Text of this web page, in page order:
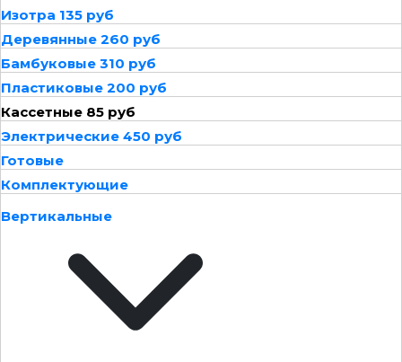
Изотра 135 руб
Деревянные 260 руб
Бамбуковые 310 руб
Пластиковые 200 руб
Кассетные 85 руб
Электрические 450 руб
Готовые
Комплектующие
Вертикальные